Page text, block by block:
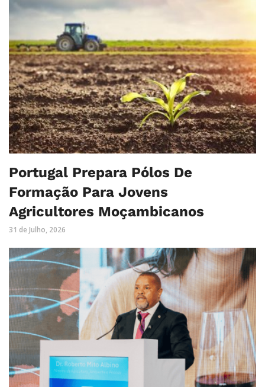
Portugal Prepara Pólos De
Formação Para Jovens
Agricultores Moçambicanos
31 de Julho, 2026